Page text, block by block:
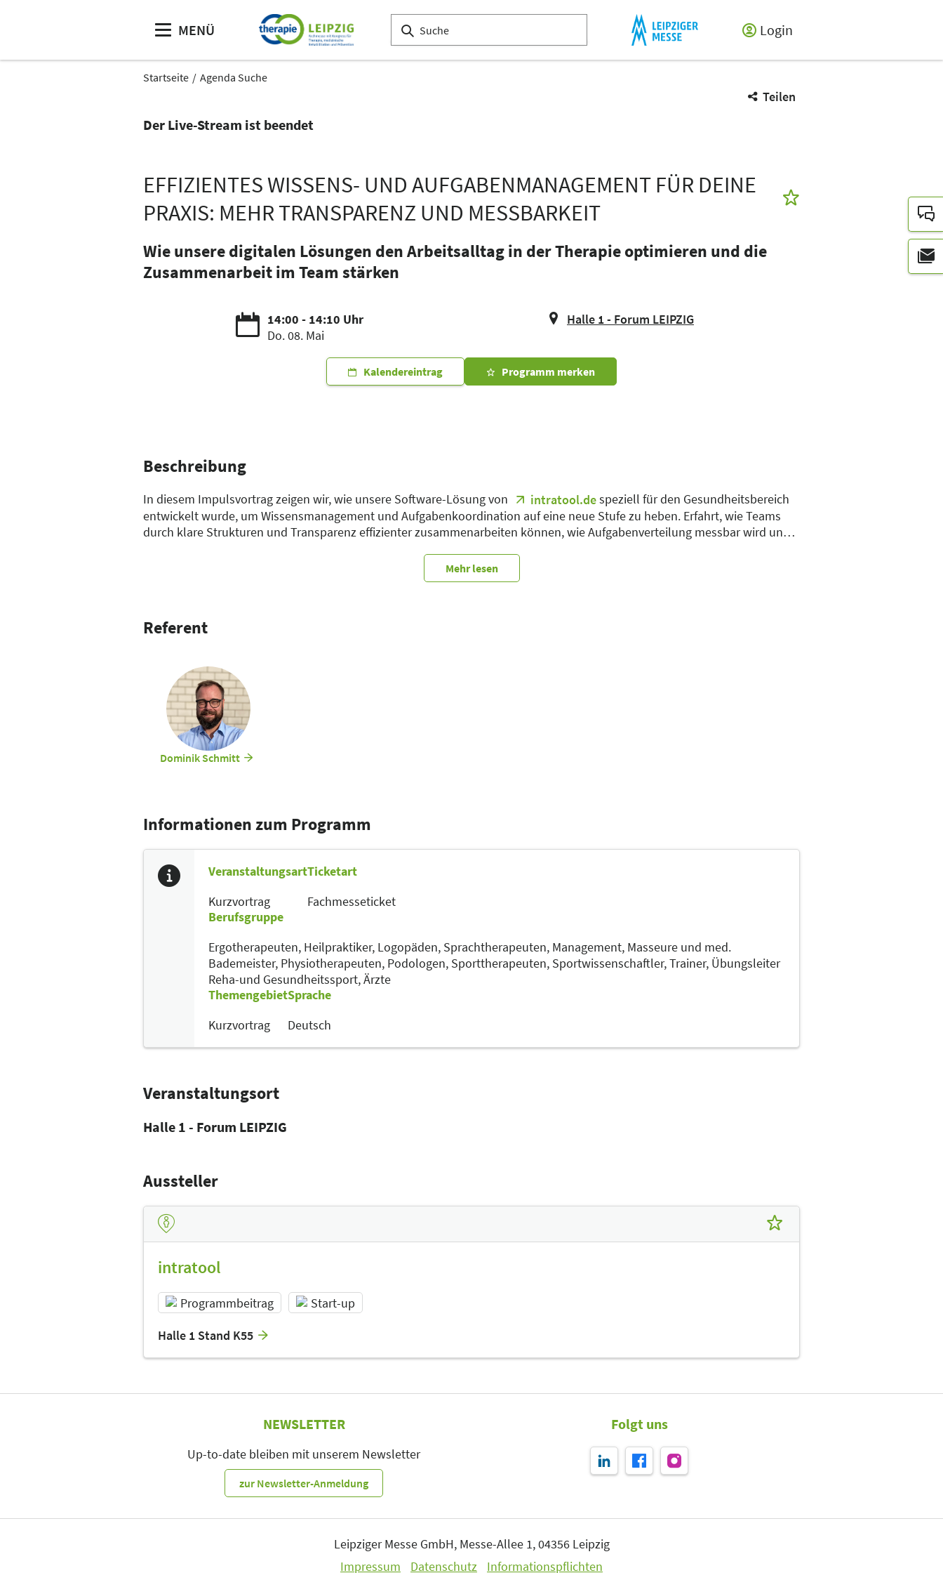
MENÜ Login
Startseite Agenda Suche
Teilen
Der Live-Stream ist beendet
EFFIZIENTES WISSENS- UND AUFGABENMANAGEMENT FÜR DEINE
PRAXIS: MEHR TRANSPARENZ UND MESSBARKEIT
Wie unsere digitalen Lösungen den Arbeitsalltag in der Therapie optimieren und die
Zusammenarbeit im Team stärken
14:00 - 14:10 Uhr
Do. 08. Mai
Halle 1 - Forum LEIPZIG
Kalendereintrag Programm merken
Beschreibung
In diesem Impulsvortrag zeigen wir, wie unsere Software-Lösung von intratool.despeziell für den Gesundheitsbereich
entwickelt wurde, um Wissensmanagement und Aufgabenkoordination auf eine neue Stufe zu heben. Erfahrt, wie Teams
durch klare Strukturen und Transparenz effizienter zusammenarbeiten können, wie Aufgabenverteilung messbar wird und
Nutzt einfach unsere intratool-App, um Prozesse zu vereinfachen und den Überblick zu behalten – für eine bessere
Mehr lesen
Referent
Dominik Schmitt
Informationen zum Programm
Veranstaltungsart
Kurzvortrag
Ticketart
Fachmesseticket
Berufsgruppe
Ergotherapeuten, Heilpraktiker, Logopäden, Sprachtherapeuten, Management, Masseure und med.
Bademeister, Physiotherapeuten, Podologen, Sporttherapeuten, Sportwissenschaftler,Trainer, Übungsleiter
Reha-und Gesundheitssport,Ärzte
Themengebiet
Kurzvortrag
Sprache
Deutsch
Veranstaltungsort
Halle 1 - Forum LEIPZIG
Aussteller
intratool
Programmbeitrag Start-up
Halle 1 Stand K55
NEWSLETTER
Up-to-date bleiben mit unserem Newsletter
zur Newsletter-Anmeldung
Folgt uns
Leipziger Messe GmbH, Messe-Allee 1, 04356 Leipzig
Impressum
Datenschutz Informationspflichten